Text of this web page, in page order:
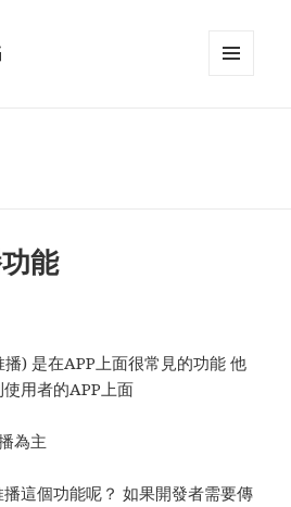
能
) 是在APP上面很常見的功能 他
用者的APP上面
為主
這個功能呢？ 如果開發者需要傳